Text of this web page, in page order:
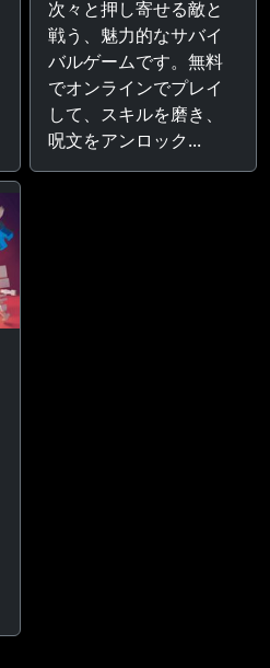
次々と押し寄せる敵と
戦う、魅力的なサバイ
バルゲームです。無料
でオンラインでプレイ
して、スキルを磨き、
呪文をアンロック...